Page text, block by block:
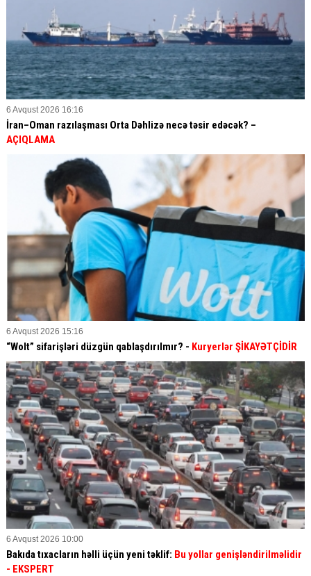
6 Avqust 2026 16:16
İran–Oman razılaşması Orta Dəhlizə necə təsir edəcək? –
AÇIQLAMA
6 Avqust 2026 15:16
“Wolt” sifarişləri düzgün qablaşdırılmır? - Kuryerlər ŞİKAYƏTÇİDİR
6 Avqust 2026 10:00
Bakıda tıxacların həlli üçün yeni təklif: Bu yollar genişləndirilməlidir
- EKSPERT